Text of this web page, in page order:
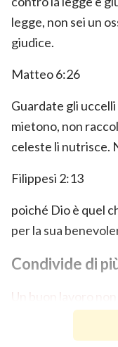
legge, non sei un
giudice.
Matteo 6:26
Guardate gli
mietono, non
celeste li nutrisce.
Filippesi 2:13
poiché Dio è quel
per la sua
Condivide di
Un buon lavoro